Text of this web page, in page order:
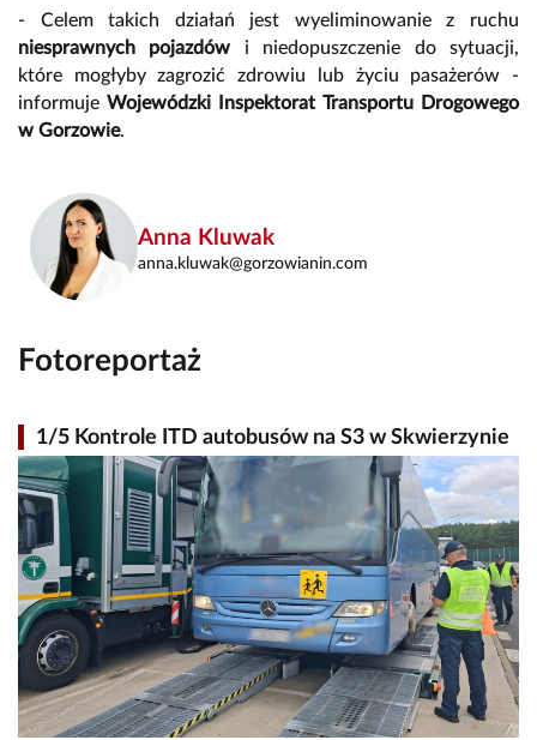
- Celem takich działań jest wyeliminowanie z ruchu
niesprawnych pojazdów i niedopuszczenie do sytuacji,
które mogłyby zagrozić zdrowiu lub życiu pasażerów -
informuje Wojewódzki Inspektorat Transportu Drogowego
w Gorzowie.
Anna Kluwak
anna.kluwak@gorzowianin.com
Fotoreportaż
1/5 Kontrole ITD autobusów na S3 w Skwierzynie